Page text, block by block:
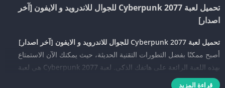
تحميل لعبة Cyberpunk 2077 للجوال للاندرويد و الايفون [آخر
اصدار]
تحميل لعبة Cyberpunk 2077 للجوال للاندرويد و الايفون [آخر اصدار]
أصبح ممكنًا بفضل التطورات التقنية الحديثة، حيث يمكنك الآن الاستمتاع
بهذه اللعبة الرائعة على هاتفك الذكي. لعبة Cyberpunk 2077 هي لعبة
عالم مفتوح مليئة بالمغامرات، تتمحور حول مدينة “نايت سيتي” المستقبلية
قراءة المزيد